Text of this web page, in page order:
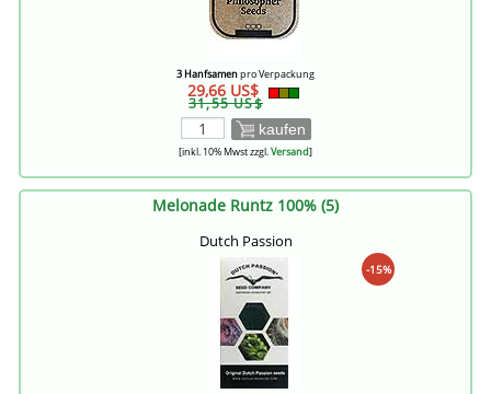
3 Hanfsamenpro Verpackung
29,66 US$
31,55 US$
kaufen
[inkl. 10% Mwst zzgl.Versand]
Melonade Runtz 100% (5)
Dutch Passion
-15%